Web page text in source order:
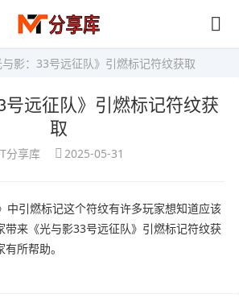
与影：33号远征队》引燃标记符纹获取
号远征队》引燃标记符纹获
取
分享库 2025-05-31
中引燃标记这个符纹有许多玩家想知道应该
带来《光与影33号远征队》引燃标记符纹获
所帮助。